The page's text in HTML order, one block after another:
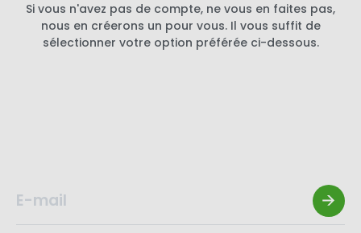
Si vous n'avez pas de compte, ne vous en faites pas,
nous en créerons un pour vous. Il vous suffit de
sélectionner votre option préférée ci-dessous.